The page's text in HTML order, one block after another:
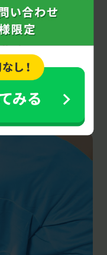
！
依頼がない
することは
れる方も安